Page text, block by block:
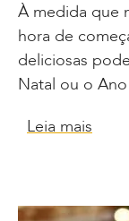
À medida que
hora de
deliciosas
Natal ou o
Leia mais